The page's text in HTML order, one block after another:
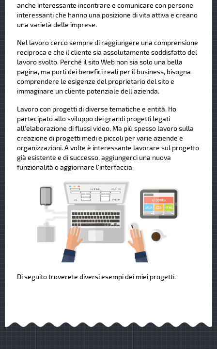
anche interessante incontrare e comunicare con persone
interessanti che hanno una posizione di vita attiva e creano
una varietà delle imprese.
Nel lavoro cerco sempre di raggiungere una comprensione
reciproca e che il cliente sia assolutamente soddisfatto del
lavoro svolto. Perché il sito Web non sia solo una bella
pagina, ma porti dei benefici reali per il business, bisogna
comprendere le esigenze del proprietario del sito e
immaginare un cliente potenziale dell’azienda.
Lavoro con progetti di diverse tematiche e entità. Ho
partecipato allo sviluppo dei grandi progetti legati
all'elaborazione di flussi video. Ma più spesso lavoro sulla
creazione di progetti medi e piccoli per varie aziende e
organizzazioni. A volte è interessante lavorare sul progetto
già esistente e di successo, aggiungerci una nuova
funzionalità o aggiornare l'interfaccia.
Di seguito troverete diversi esempi dei miei progetti.